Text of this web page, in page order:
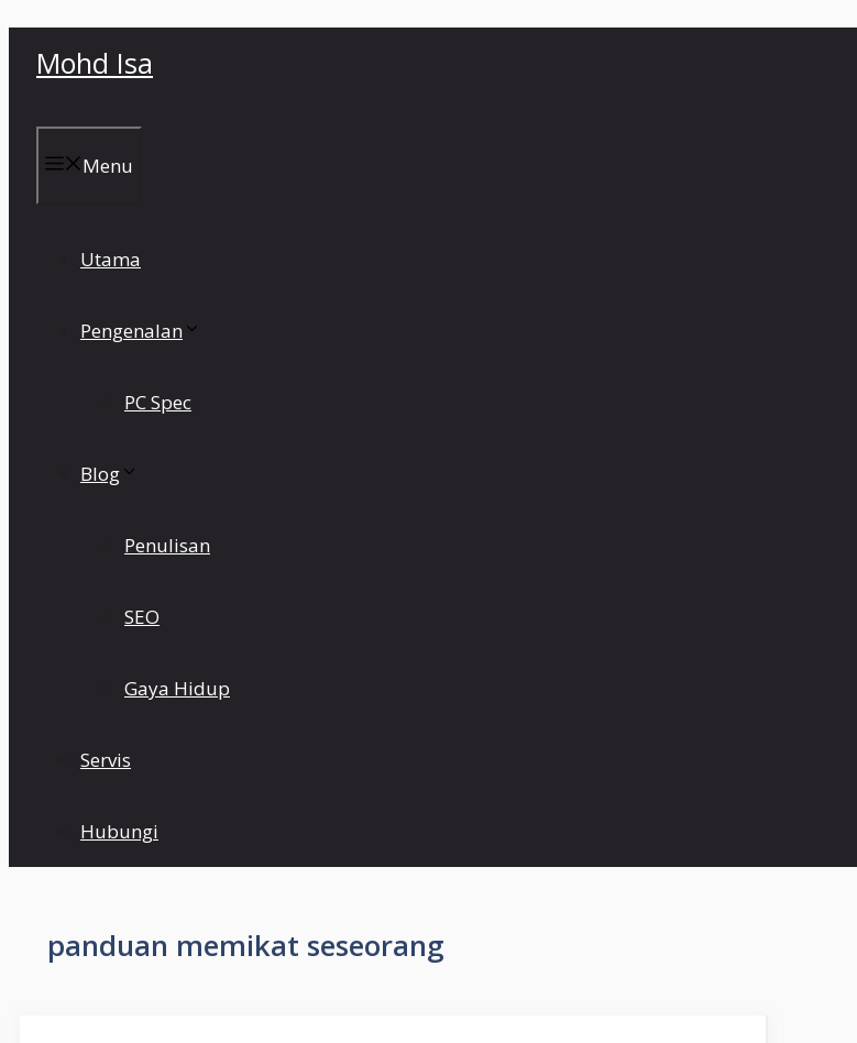
Mohd Isa
Menu
Utama
Pengenalan
PC Spec
Blog
Penulisan
SEO
Gaya Hidup
Servis
Hubungi
panduan memikat seseorang